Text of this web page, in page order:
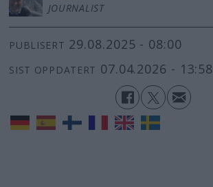
JOURNALIST
PUBLISERT 29.08.2025 - 08:00
SIST OPPDATERT 07.04.2026 - 13:58